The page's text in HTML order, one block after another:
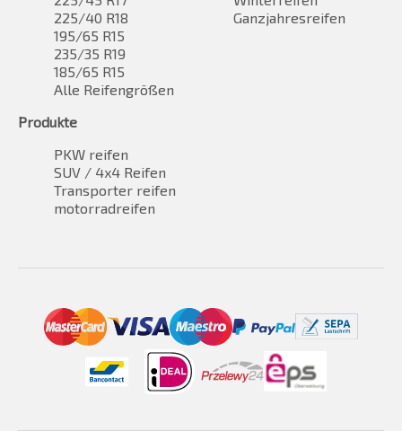
225/40 R18
195/65 R15
235/35 R19
185/65 R15
Alle Reifengrößen
Ganzjahresreifen
Produkte
PKW reifen
SUV / 4x4 Reifen
Transporter reifen
motorradreifen